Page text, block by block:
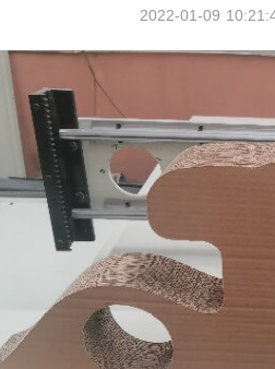
2022-01-09